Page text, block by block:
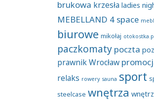
brukowa krzesła ladies
MEBELLAND 4 space
biurowe mikołaj
paczkomaty poczta
prawnik Wrocław
relaks rowery sauna sport
steelcase wnętrza